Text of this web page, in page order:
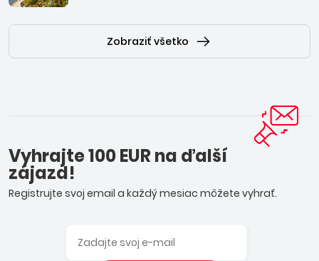
Zobraziť všetko
Vyhrajte 100 EUR na ďalší
zájazd!
Registrujte svoj email a každý mesiac môžete vyhrať.